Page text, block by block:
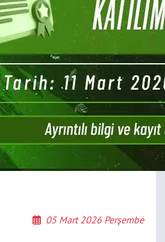
05 Mart 2026 Perşembe